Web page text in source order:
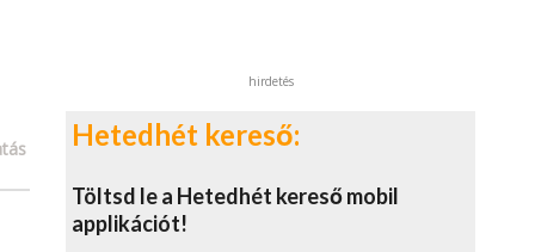
hirdetés
Hetedhét kereső:
Töltsd le a Hetedhét kereső mobil
applikációt!